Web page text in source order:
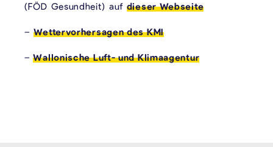
(FÖD Gesundheit) auf dieser Webseite
–Wettervorhersagen des KMI
– Wallonische Luft- und Klimaagentur